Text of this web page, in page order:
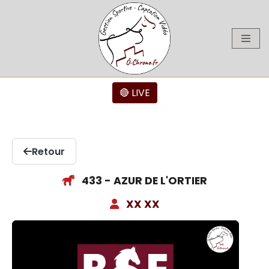
🔴 LIVE
Retour
433 - AZUR DE L'ORTIER
XX XX